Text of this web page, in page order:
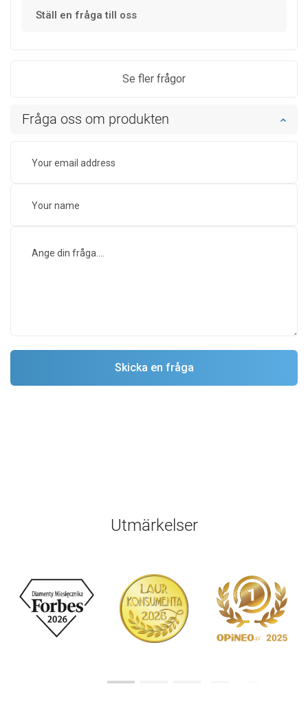
Ställ en fråga till oss
Se fler frågor
Fråga oss om produkten
Utmärkelser